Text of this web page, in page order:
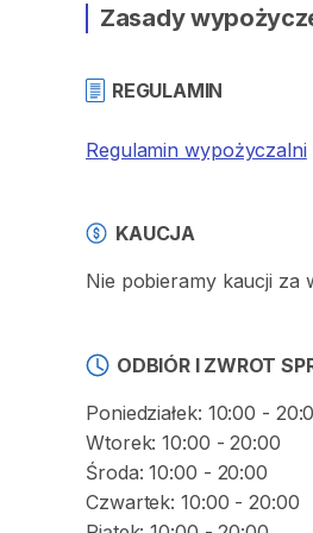
Zasady
REGULAMIN
Regulamin wypożyczalni
KAUCJA
Nie pobieramy kaucji za
ODBIÓR I ZWROT
Poniedziałek: 10:00 -
Wtorek: 10:00 - 20:00
Środa: 10:00 - 20:00
Czwartek: 10:00 - 20:00